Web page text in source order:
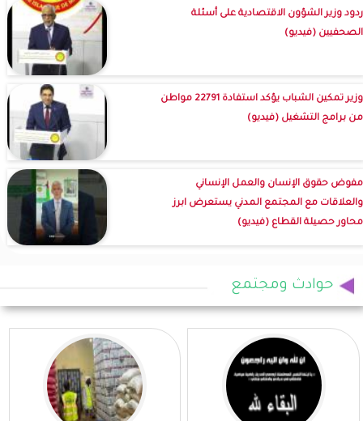
ردود وزير الشؤون الاقتصادية على أسئلة
الصحفيين (فيديو)
وزير تمكين الشباب يؤكد استفادة 22791 مواطن
من برامج التشغيل (فيديو)
مفوض حقوق الإنسان والعمل الإنساني
والعلاقات مع المجتمع المدني يستعرض ابرز
محاور حصيلة القطاع (فيديو)
حوادث ومجتمع